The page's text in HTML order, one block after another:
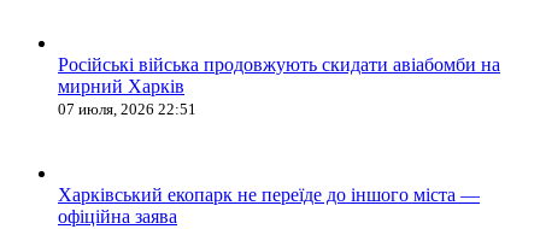
Російські війська продовжують скидати авіабомби на
мирний Харків
07 июля, 2026 22:51
Харківський екопарк не переїде до іншого міста —
офіційна заява